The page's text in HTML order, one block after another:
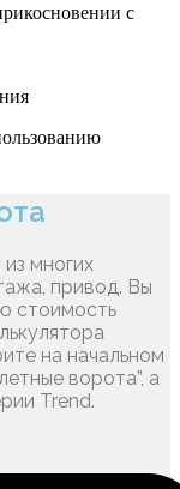
с
многих
привод. Вы
стоимость
на начальном
ворота”, а
Trend.